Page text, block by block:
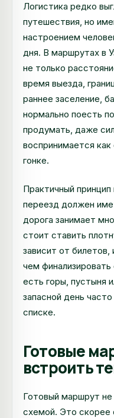
Логистика редко
путешествия, но
настроением
дня. В маршрутах в
не только
время выезда,
раннее заселение,
нормально поесть
продумать, даже
воспринимается
гонке.
Практичный
переезд должен
дорога занимает
стоит ставить
зависит от
чем
есть горы, пустыня
запасной день
списке.
Готовые
встроить
Готовый маршрут
схемой. Это скорее